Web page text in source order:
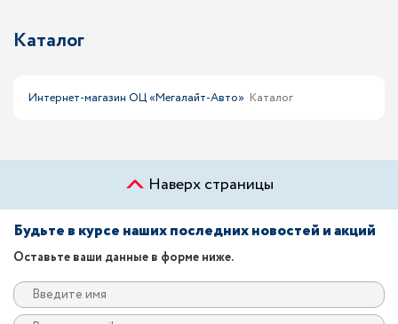
Каталог
Интернет-магазин ОЦ «Мегалайт-Авто» Каталог
Наверх страницы
Будьте в курсе наших последних новостей и акций
Оставьте ваши данные в форме ниже.